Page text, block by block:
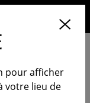
pour afficher
votre lieu de